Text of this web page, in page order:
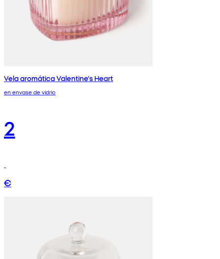
Vela aromática Valentine's Heart
en envase de vidrio
2
€